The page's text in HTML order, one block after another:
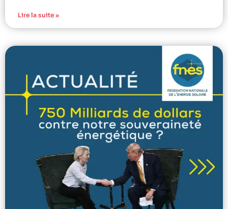
Lire la suite »